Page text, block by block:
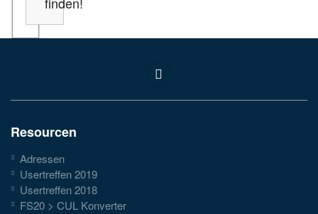
Resourcen
Adressen
Usertreffen 2019
Usertreffen 2018
FS20 > CUL Konverter